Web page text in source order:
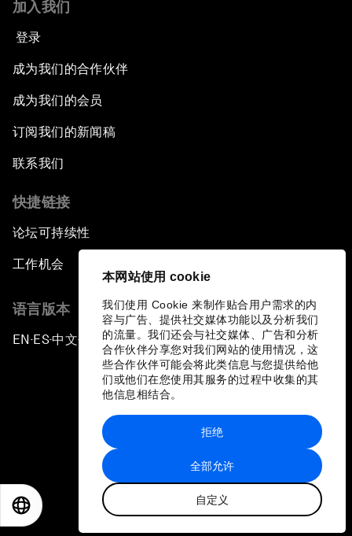
本网站使用 cookie
我们使用 Cookie 来制作贴合用户需求的内
容与广告、提供社交媒体功能以及分析我们
的流量。我们还会与社交媒体、广告和分析
合作伙伴分享您对我们网站的使用情况，这
些合作伙伴可能会将此类信息与您提供给他
们或他们在您使用其服务的过程中收集的其
他信息相结合。
全部允许
自定义
拒绝
加入我们
登录
成为我们的合作伙伴
成为我们的会员
订阅我们的新闻稿
联系我们
快捷链接
论坛可持续性
工作机会
语言版本
EN ▪ ES▪中文▪ 日本語
站点地图
世界经济论坛